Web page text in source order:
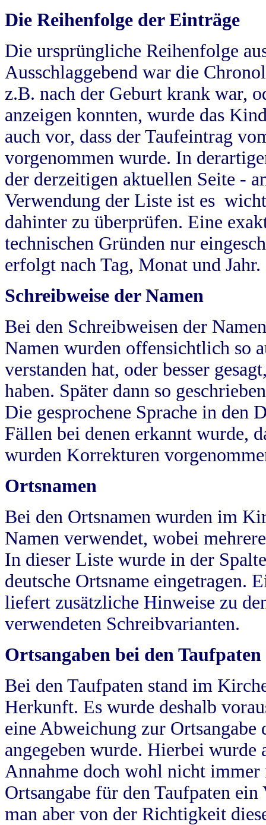
Die Reihenfolge der Einträge
Die ursprüngliche Reihenfolge
Ausschlaggebend war die
z.B. nach der Geburt krank war,
anzeigen konnten, wurde das
auch vor, dass der Taufeintrag
vorgenommen wurde. In
der derzeitigen aktuellen Seite -
Verwendung der Liste ist es
dahinter zu überprüfen. Eine
technischen Gründen nur
erfolgt nach Tag, Monat und Jahr.
Schreibweise der Namen
Bei den Schreibweisen der
Namen wurden offensichtlich so
verstanden hat, oder besser
haben. Später dann so
Die gesprochene Sprache in
Fällen bei denen erkannt wurde,
wurden Korrekturen
Ortsnamen
Bei den Ortsnamen wurden im
Namen verwendet, wobei
In dieser Liste wurde in der
deutsche Ortsname eingetragen.
liefert zusätzliche Hinweise zu
verwendeten Schreibvarianten.
Ortsangaben bei den Taufpaten
Bei den Taufpaten stand im
Herkunft. Es wurde deshalb
eine Abweichung zur
angegeben wurde. Hierbei wurde
Annahme doch wohl nicht
Ortsangabe für den Taufpaten
man aber von der Richtigkeit